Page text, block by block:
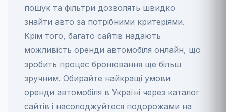
пошук та фільтри дозволять швидко
знайти авто за потрібними критеріями.
Крім того, багато сайтів надають
можливість оренди автомобіля онлайн, що
зробить процес бронювання ще більш
зручним. Обирайте найкращі умови
оренди автомобіля в Україні через каталог
сайтів і насолоджуйтеся подорожами на